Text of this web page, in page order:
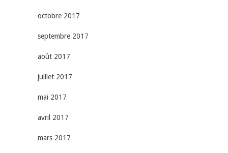
octobre 2017
septembre 2017
août 2017
juillet 2017
mai 2017
avril 2017
mars 2017